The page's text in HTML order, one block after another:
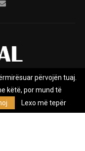
e themeluar në vitin
përvojën tuaj.
këtë, por mund të
Lexo më tepër